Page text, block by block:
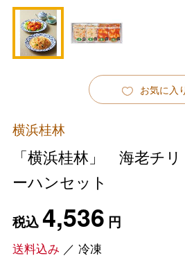
お気に入
横浜桂林
「横浜桂林」 海老チ
ーハンセット
税込4,536 円
送料込み ／ 冷凍